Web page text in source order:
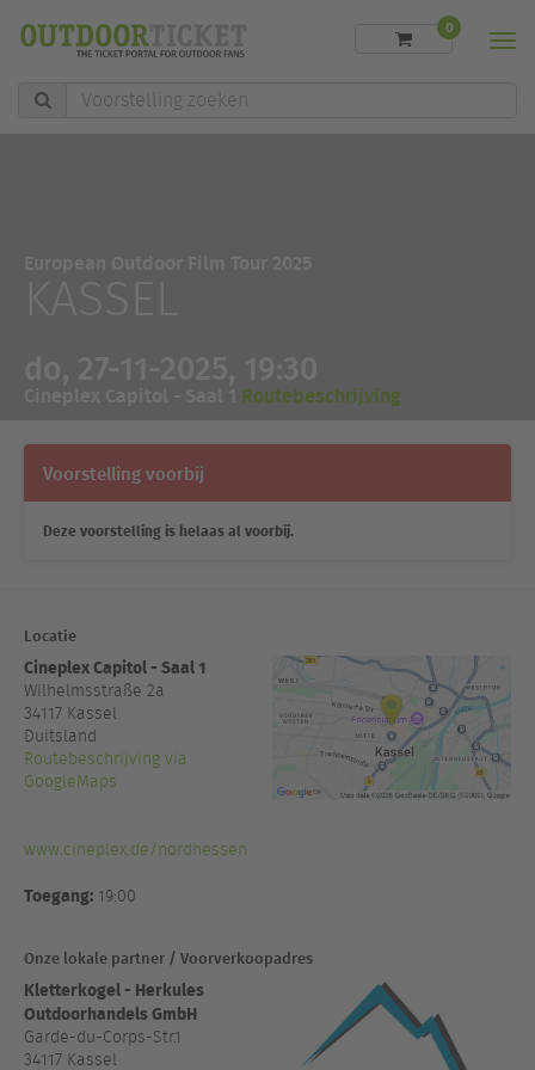
Voorstelling
zoeken
0
Routebeschrijving
Voorstelling voorbij
Deze voorstelling is helaas al voorbij.
Locatie
Cineplex Capitol - Saal 1
Wilhelmsstraße 2a
34117 Kassel
Duitsland
Routebeschrijving via
GoogleMaps
www.cineplex.de/nordhessen
Toegang: 19:00
Onze lokale partner / Voorverkoopadres
Kletterkogel - Herkules
Outdoorhandels GmbH
Garde-du-Corps-Str.1
34117 Kassel